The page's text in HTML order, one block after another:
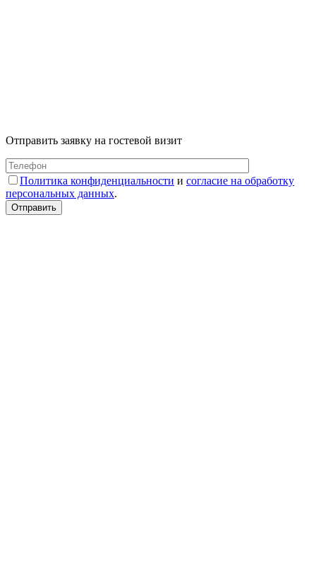
Отправить заявку на гостевой визит
Политика конфиденциальности и согласие на обработку
персональных данных.